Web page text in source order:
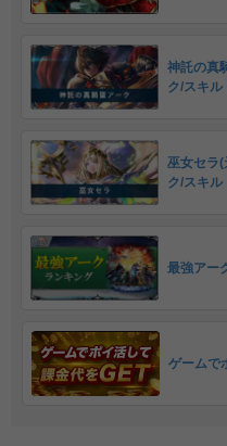
神託の真
ク/スキル
巫女セラ
ク/スキル
最強アー
ゲームで